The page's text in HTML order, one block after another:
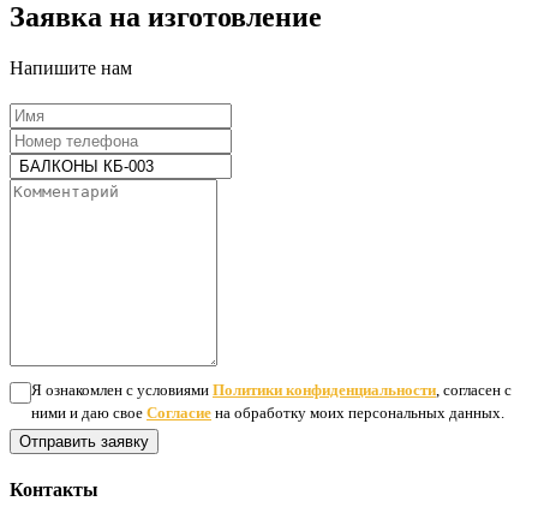
Заявка на изготовление
Напишите нам
Я ознакомлен с условиями Политики конфиденциальности , согласен с
ними и даю свое Согласие на обработку моих персональных данных.
Отправить заявку
Контакты